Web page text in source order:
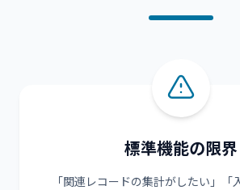
標準機能の限界
「関連レコードの集計がしたい」「